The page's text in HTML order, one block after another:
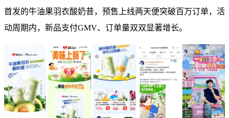
首发的牛油果羽衣酸奶昔，预售上线两天便突破百万订单，活
动周期内，新品支付GMV、订单量双双显著增长。